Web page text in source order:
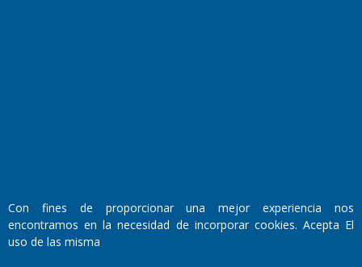
Director Periodístico:
Walter René Goñi
Con fines de proporcionar una mejor experiencia nos
encontramos en la necesidad de incorporar cookies. Acepta El
uso de las misma